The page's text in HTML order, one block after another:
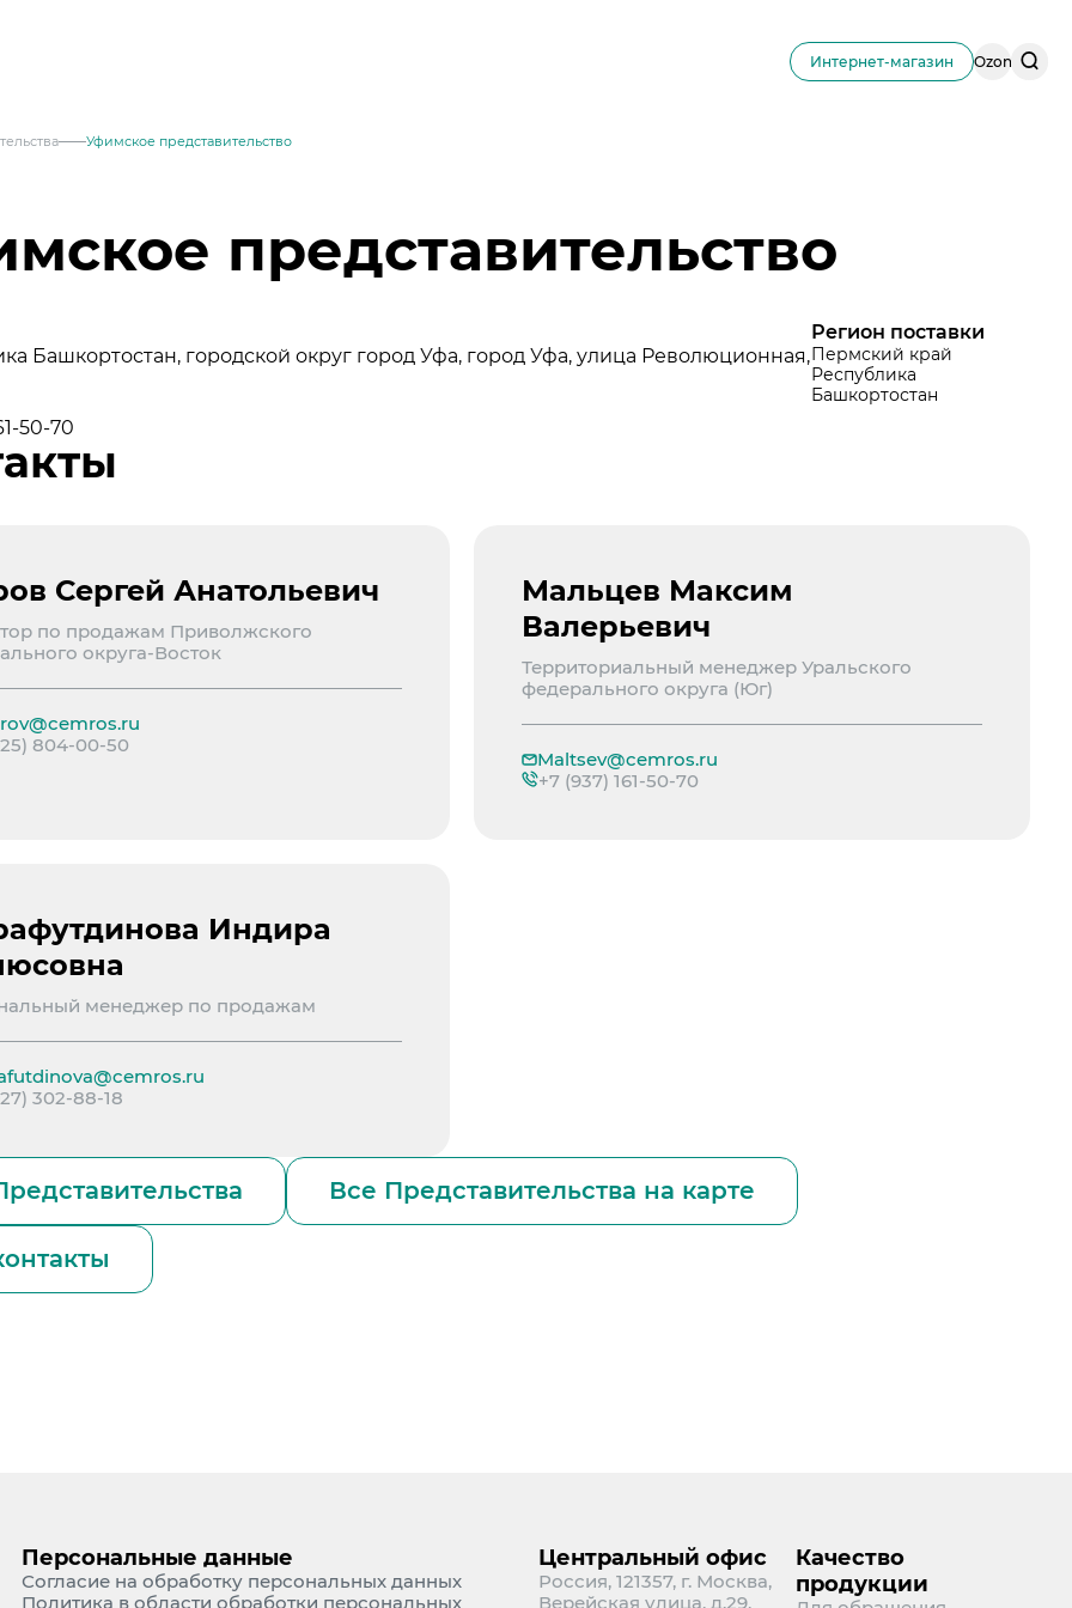
Интернет-магазин Ozon
Уфимское представительство
представительство
Башкортостан, городской округ город Уфа, город Уфа, улица Революционная,
50-70
Регион поставки
Пермский край
Республика
Башкортостан
Сергей Анатольевич
по продажам Приволжского
округа-Восток
804-00-50
Мальцев Максим
Валерьевич
Территориальный менеджер Уральского
федерального округа (Юг)
Maltsev@cemros.ru
+7 (937) 161-50-70
Индира
менеджер по продажам
302-88-18
Все Представительства на карте
Персональные данные
Согласие на обработку персональных данных
Политика в области обработки персональных
Центральный офис
Россия, 121357, г. Москва,
Верейская улица, д.29,
Качество
продукции
Холдинга